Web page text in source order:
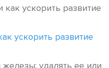
ускорить развитие